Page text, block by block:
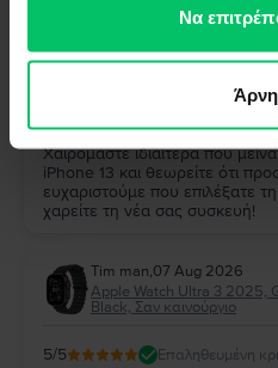
των υπηρεσιών τους.
Να
Παρα πολυ καλο και αξιζει
Απάντηση από τη Flip
Σας ευχαριστούμε πολύ για
Χαιρόμαστε ιδιαίτερα που
iPhone 13 και θεωρείτε ότι
ευχαριστούμε που επιλέξατε
χαρείτε τη νέα σας συσκευή!
Tim man,07 Aug 2026
Apple Watch Ultra 3 2025,
Black, Σαν καινούργιο
5/5 Επαληθευμένη